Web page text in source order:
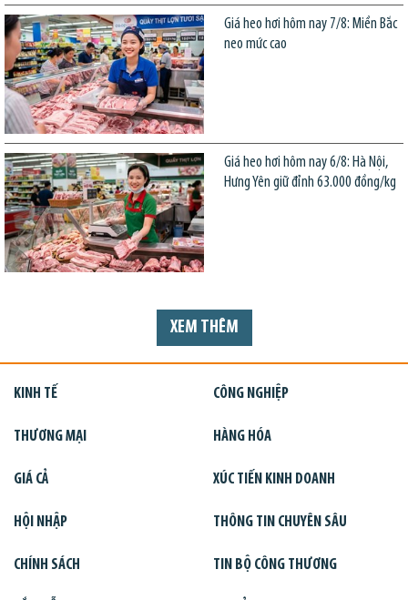
Giá heo hơi hôm nay 7/8: Miền Bắc
neo mức cao
Giá heo hơi hôm nay 6/8: Hà Nội,
Hưng Yên giữ đỉnh 63.000 đồng/kg
XEM THÊM
KINH TẾ CÔNG NGHIỆP
THƯƠNG MẠI HÀNG HÓA
GIÁ CẢ XÚC TIẾN KINH DOANH
HỘI NHẬP THÔNG TIN CHUYÊN SÂU
CHÍNH SÁCH TIN BỘ CÔNG THƯƠNG